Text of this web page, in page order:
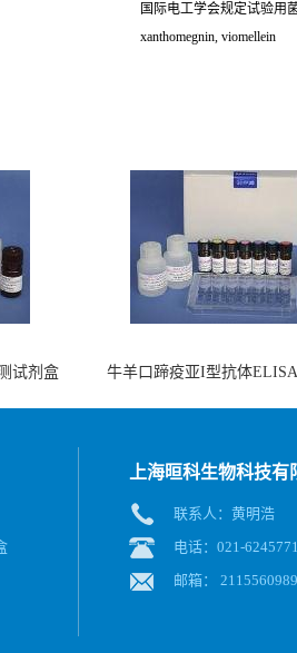
国际电工学会规定试验用
xanthomegnin, viomellein
试剂盒
牛羊口蹄疫亚I型抗体
上海晅科生物科技有
联系人：黄明浩
电话：021-
邮箱：